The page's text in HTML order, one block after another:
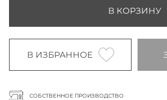
В КОРЗИНУ
В ИЗБРАННОЕ
СОБСТВЕННОЕ ПРОИЗВОДСТВО